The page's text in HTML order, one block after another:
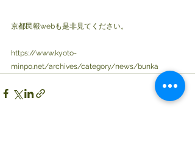
京都民報webも是非見てください。
https://www.kyoto-
minpo.net/archives/category/news/bunka